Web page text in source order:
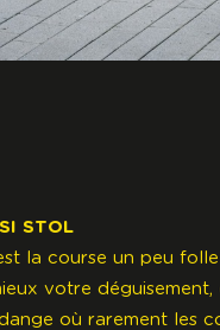
STOL
la course un peu
votre
où rarement les